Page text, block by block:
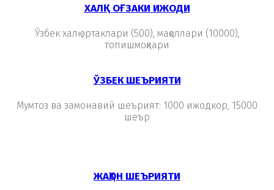
ХАЛҚ ОҒЗАКИ ИЖОДИ
Ўзбек халқ эртаклари (500), мақоллари (10000),
топишмоқлари
ЎЗБЕК ШЕЪРИЯТИ
Мумтоз ва замонавий шеърият: 1000 ижодкор, 15000
шеър
ЖАҲОН ШЕЪРИЯТИ